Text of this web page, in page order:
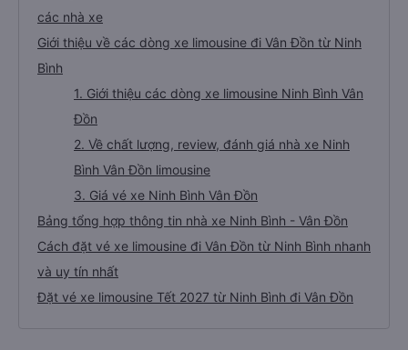
các nhà xe
Giới thiệu về các dòng xe limousine đi Vân Đồn từ Ninh
Bình
1. Giới thiệu các dòng xe limousine Ninh Bình Vân
Đồn
2. Về chất lượng, review, đánh giá nhà xe Ninh
Bình Vân Đồn limousine
3. Giá vé xe Ninh Bình Vân Đồn
Bảng tổng hợp thông tin nhà xe Ninh Bình - Vân Đồn
Cách đặt vé xe limousine đi Vân Đồn từ Ninh Bình nhanh
và uy tín nhất
Đặt vé xe limousine Tết 2027 từ Ninh Bình đi Vân Đồn